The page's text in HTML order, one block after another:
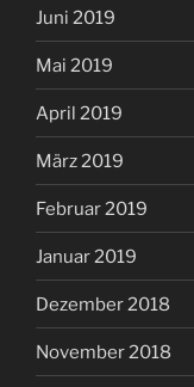
Juni 2019
Mai 2019
April 2019
März 2019
Februar 2019
Januar 2019
Dezember 2018
November 2018